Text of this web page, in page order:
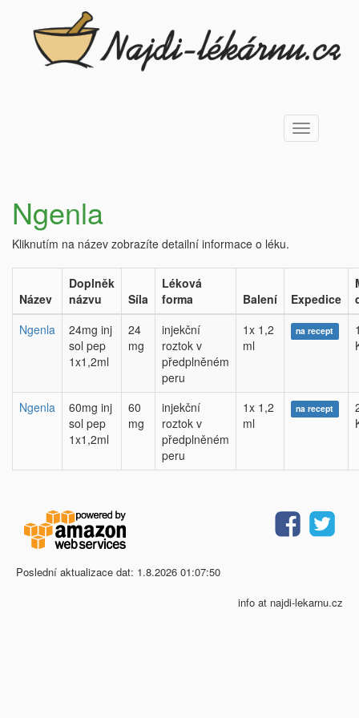
Toggle
navigation
Ngenla
Kliknutím na název zobrazíte detailní informace o léku.
Název
Doplněk
názvu
Síla
Léková
forma
Balení Expedice
Ngenla
24mg inj
sol pep
1x1,2ml
24
mg
injekční
roztok v
předplněném
peru
1x 1,2
ml
na recept
Ngenla
60mg inj
sol pep
1x1,2ml
60
mg
injekční
roztok v
předplněném
peru
1x 1,2
ml
na recept
Poslední aktualizace dat: 1.8.2026 01:07:50
info at najdi-lekarnu.cz